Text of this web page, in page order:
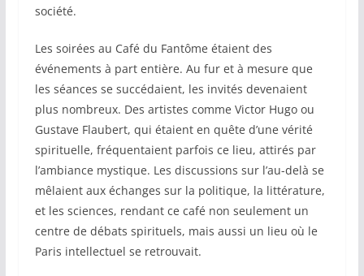
société.
Les soirées au Café du Fantôme étaient des
événements à part entière. Au fur et à mesure que
les séances se succédaient, les invités devenaient
plus nombreux. Des artistes comme Victor Hugo ou
Gustave Flaubert, qui étaient en quête d’une vérité
spirituelle, fréquentaient parfois ce lieu, attirés par
l’ambiance mystique. Les discussions sur l’au-delà se
mêlaient aux échanges sur la politique, la littérature,
et les sciences, rendant ce café non seulement un
centre de débats spirituels, mais aussi un lieu où le
Paris intellectuel se retrouvait.